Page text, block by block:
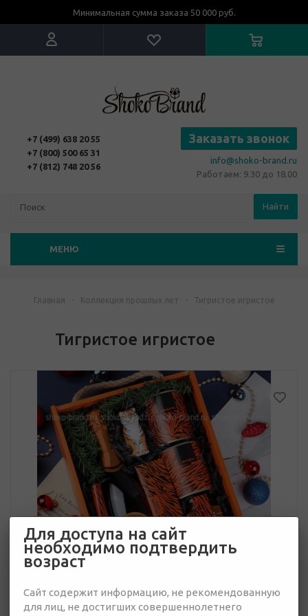
Минимальная сумма заказа 50 000 руб.
+7 (499) 638 20 55
+7 (800) 500 65 31
+7 (812) 748 20 56
Заказать звонок
info@shoko-brand.ru
Работаем: 9.30 до 18.00
Найти
МЕНЮ
Главная - Коллекция прошлых лет - Тигристое игристое
Тигристое игристое
Для доступа на сайт
необходимо подтвердить
возраст
Сайт содержит информацию, не рекомендованную
для лиц, не достигших совершеннолетнего